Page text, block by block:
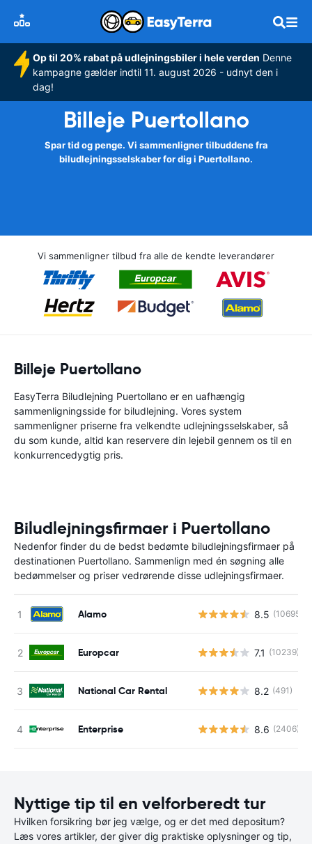
Op til 20% rabat på udlejningsbiler i hele verden Denne
kampagne gælder indtil 11. august 2026 - udnyt den i
dag!
Billeje Puertollano
Spar tid og penge. Vi sammenligner tilbuddene fra
biludlejningsselskaber for dig i Puertollano.
Vi sammenligner tilbud fra alle de kendte leverandører
Billeje Puertollano
EasyTerra Biludlejning Puertollano er en uafhængig
sammenligningsside for biludlejning. Vores system
sammenligner priserne fra velkendte udlejningsselskaber, så
du som kunde, altid kan reservere din lejebil gennem os til en
konkurrencedygtig pris.
Biludlejningsfirmaer i Puertollano
Nedenfor finder du de bedst bedømte biludlejningsfirmaer på
destinationen Puertollano. Sammenlign med én søgning alle
bedømmelser og priser vedrørende disse udlejningsfirmaer.
Alamo 8.5 (10695)
Europcar 7.1 (10239)
National Car Rental 8.2 (491)
Enterprise 8.6 (2406)
Nyttige tip til en velforberedt tur
Hvilken forsikring bør jeg vælge, og er det med depositum?
Læs vores artikler, der giver dig praktiske oplysninger og tip,